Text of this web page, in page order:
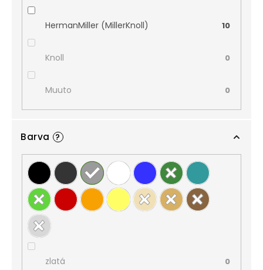
HermanMiller (MillerKnoll) 10
Knoll 0
Muuto 0
Barva ?
zlatá 0